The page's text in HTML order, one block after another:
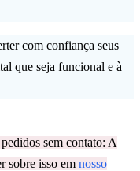
com confiança seus
que seja funcional e à
sem contato: A
sobre isso em nosso